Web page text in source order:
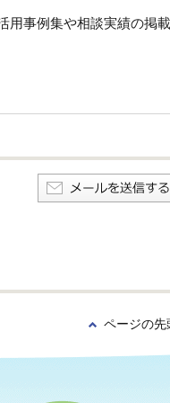
用事例集や相談実績の掲
ページの先